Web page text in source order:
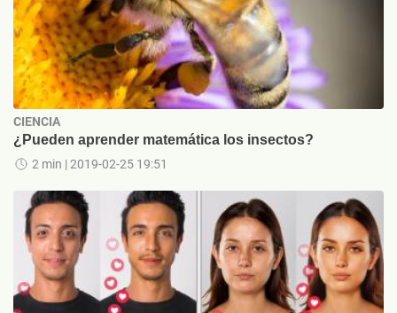
CIENCIA
¿Pueden aprender matemática los insectos?
2 min | 2019-02-25 19:51